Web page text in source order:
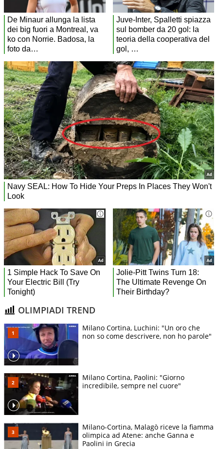
OLIMPIADI TREND
Milano Cortina, Luchini: "Un oro che
non so come descrivere, non ho parole"
Milano Cortina, Paolini: "Giorno
incredibile, sempre nel cuore"
Milano-Cortina, Malagò riceve la fiamma
olimpica ad Atene: anche Ganna e
Paolini in Grecia